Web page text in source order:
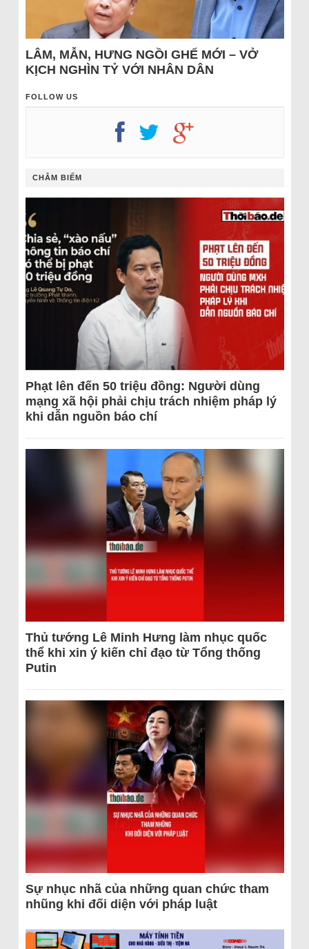
LÂM, MẪN, HƯNG NGỒI GHẾ MỚI – VỞ
KỊCH NGHÌN TỶ VỚI NHÂN DÂN
FOLLOW US
CHÂM BIẾM
Phạt lên đến 50 triệu đồng: Người dùng
mạng xã hội phải chịu trách nhiệm pháp lý
khi dẫn nguồn báo chí
Thủ tướng Lê Minh Hưng làm nhục quốc
thể khi xin ý kiến chỉ đạo từ Tổng thống
Putin
Sự nhục nhã của những quan chức tham
nhũng khi đối diện với pháp luật